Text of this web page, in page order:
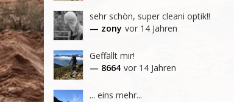
sehr schön, super cleani optik!!
— zony vor 14 Jahren
Geffällt mir!
— 8664 vor 14 Jahren
... eins mehr...